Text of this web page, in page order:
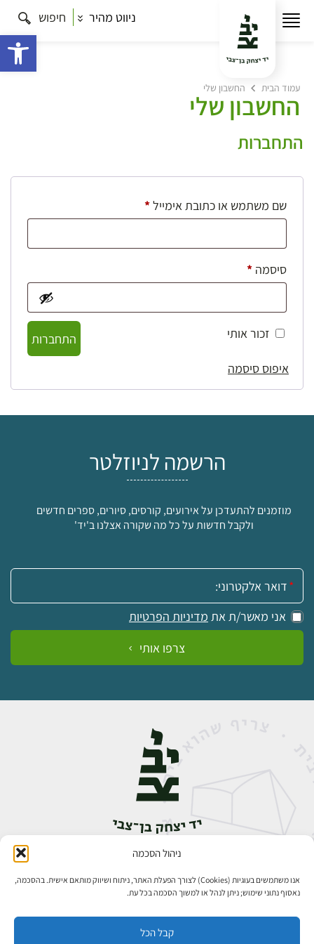
ניהול הסכמה
אנו משתמשים בעוגיות (Cookies) לצורך הפעלת האתר, ניתוח ושיווק מותאם אישית. בהסכמה,
נאסוף נתוני שימוש; ניתן לנהל או למשוך הסכמה בכל עת.
קבל הכל
ניווט מהיר חיפוש
עמוד הבית החשבון שלי
החשבון שלי
התחברות
שם משתמש או כתובת אימייל*חובה
סיסמה *חובה
זכור אותי
התחברות
איפוס סיסמה
הרשמה לניוזלטר
מוזמנים להתעדכן על אירועים, קורסים, סיורים, ספרים חדשים
ולקבל חדשות על כל מה שקורה אצלנו ב'יד'
אימייל:
אני מאשר/ת את מדיניות הפרטיות
צרפו אותי
אבן גבירול 14, רחביה, ירושלים